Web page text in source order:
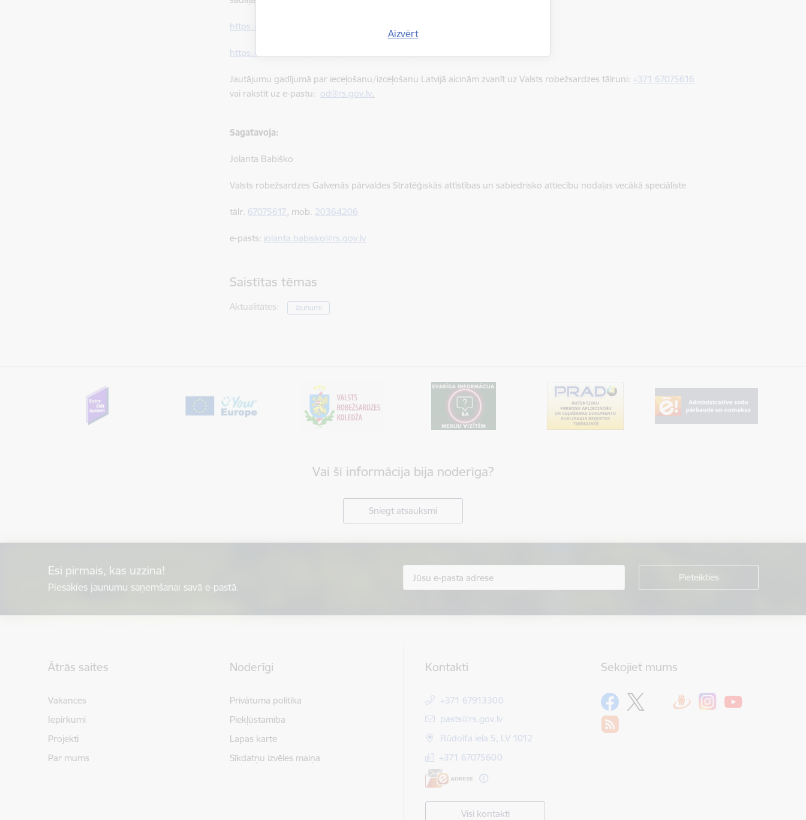
Aizvērt
https://travel-europe.europa.eu/lv/ees/faq##
https://travel-europe.europa.eu/en/ees/faq##
Jautājumu gadījumā par ieceļošanu/izceļošanu Latvijā aicinām zvanīt uz Valsts robežsardzes tālruni: +371 67075616
vai rakstīt uz e-pastu: od@rs.gov.lv.
Sagatavoja:
Jolanta Babiško
Valsts robežsardzes Galvenās pārvaldes Stratēģiskās attīstības un sabiedrisko attiecību nodaļas vecākā speciāliste
tālr. 67075617, mob. 20364206
e-pasts: jolanta.babisko@rs.gov.lv
Saistītas tēmas
Aktualitātes: Jaunumi
Vai šī informācija bija noderīga?
Sniegt atsauksmi
Esi pirmais, kas uzzina!
Piesakies jaunumu saņemšanai savā e-pastā.
Ātrās saites
Vakances
Iepirkumi
Projekti
Par mums
Noderīgi
Privātuma politika
Piekļūstamība
Lapas karte
Sīkdatņu izvēles maiņa
Kontakti
+371 67913300
E-pasts:
pasts@rs.gov.lv
Rūdolfa iela 5, LV 1012
+371 67075600
Visi kontakti
Sekojiet mums